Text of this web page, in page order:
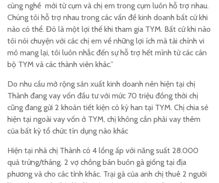
cùng nghề mới từ cụm và chị em trong cụm luôn hỗ trợ nhau.
Chúng tôi hỗ trợ nhau trong các vấn đề kinh doanh bất cứ khi
nào có thể. Đó là một lợi thế khi tham gia TYM. Bất cứ khi nào
tôi nói chuyện với các chị em về những lợi ích mà tài chính vi
mô mang lại, tôi luôn nhắc đến sự hỗ trợ hết mình từ các cán
bộ TYM và các thành viên khác.”
Do nhu cầu mở rộng sản xuất kinh doanh nên hiện tại chị
Thành đang vay vốn đầu tư với mức 70 triệu đồng thời chị
cũng đang gửi 2 khoản tiết kiện có kỳ han tại TYM. Chị chia sẻ
hiện tại ngoài vay vốn ở TYM, chị không cần phải vay thêm
của bất kỳ tổ chức tín dụng nào khác
Hiện tại nhà chị Thành có 4 lồng ấp với năng suất 28.000
quả trứng/tháng. 2 vợ chồng bán buôn gà giống tại địa
phương và cho các tỉnh khác. Trại gà của anh chị thuê 2 người